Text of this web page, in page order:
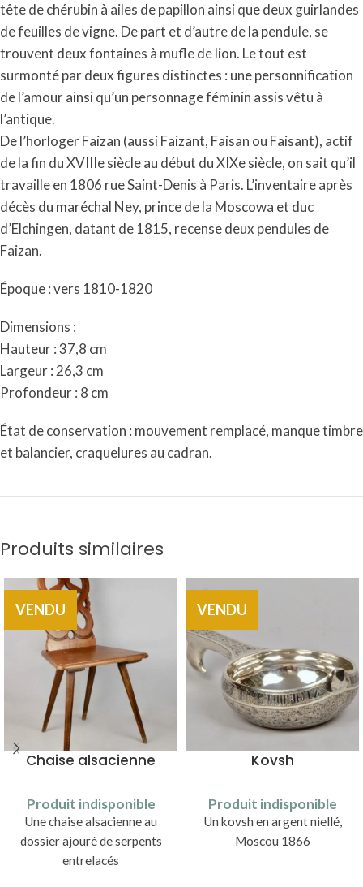
tête de chérubin à ailes de papillon ainsi que deux guirlandes
de feuilles de vigne. De part et d’autre de la pendule, se
trouvent deux fontaines à mufle de lion. Le tout est
surmonté par deux figures distinctes : une personnification
de l’amour ainsi qu’un personnage féminin assis vêtu à
l’antique.
De l’horloger Faizan (aussi Faizant, Faisan ou Faisant), actif
de la fin du XVIIIe siècle au début du XIXe siècle, on sait qu’il
travaille en 1806 rue Saint-Denis à Paris. L’inventaire après
décès du maréchal Ney, prince de la Moscowa et duc
d’Elchingen, datant de 1815, recense deux pendules de
Faizan.
Époque : vers 1810-1820
Dimensions :
Hauteur : 37,8 cm
Largeur : 26,3 cm
Profondeur : 8 cm
État de conservation : mouvement remplacé, manque timbre
et balancier, craquelures au cadran.
Produits similaires
VENDU
Chaise alsacienne
Produit indisponible
Une chaise alsacienne au
dossier ajouré de serpents
entrelacés
VENDU
Kovsh
Produit indisponible
Un kovsh en argent niellé,
Moscou 1866